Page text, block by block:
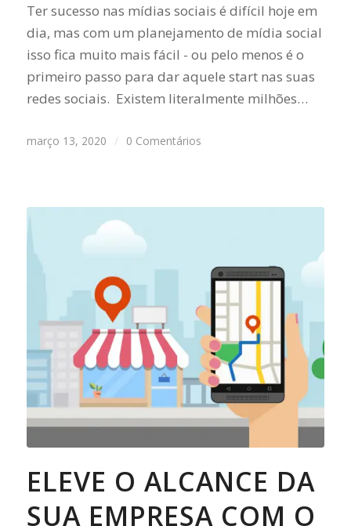
Ter sucesso nas mídias sociais é difícil hoje em
dia, mas com um planejamento de mídia social
isso fica muito mais fácil - ou pelo menos é o
primeiro passo para dar aquele start nas suas
redes sociais. Existem literalmente milhões…
março 13, 2020 / 0 Comentários
ELEVE O ALCANCE DA
SUA EMPRESA COM O